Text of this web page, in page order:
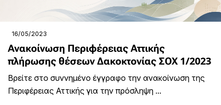
16/05/2023
Ανακοίνωση Περιφέρειας Αττικής
πλήρωσης θέσεων Δακοκτονίας ΣΟΧ 1/2023
Βρείτε στο συννημένο έγγραφο την ανακοίνωση της
Περιφέρειας Αττικής για την πρόσληψη ...